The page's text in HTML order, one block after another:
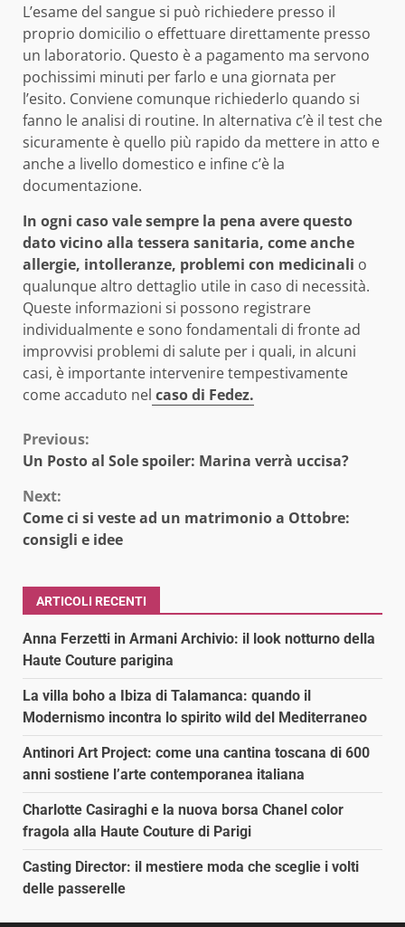
L’esame del sangue si può richiedere presso il
proprio domicilio o effettuare direttamente presso
un laboratorio. Questo è a pagamento ma servono
pochissimi minuti per farlo e una giornata per
l’esito. Conviene comunque richiederlo quando si
fanno le analisi di routine. In alternativa c’è il test che
sicuramente è quello più rapido da mettere in atto e
anche a livello domestico e infine c’è la
documentazione.
In ogni caso vale sempre la pena avere questo
dato vicino alla tessera sanitaria, come anche
allergie, intolleranze, problemi con medicinali o
qualunque altro dettaglio utile in caso di necessità.
Queste informazioni si possono registrare
individualmente e sono fondamentali di fronte ad
improvvisi problemi di salute per i quali, in alcuni
casi, è importante intervenire tempestivamente
come accaduto nel caso di Fedez.
Continue
Previous:
Un Posto al Sole spoiler: Marina verrà uccisa?
Next:
Come ci si veste ad un matrimonio a Ottobre:
consigli e idee
ARTICOLI RECENTI
Anna Ferzetti in Armani Archivio: il look notturno della
Haute Couture parigina
La villa boho a Ibiza di Talamanca: quando il
Modernismo incontra lo spirito wild del Mediterraneo
Antinori Art Project: come una cantina toscana di 600
anni sostiene l’arte contemporanea italiana
Charlotte Casiraghi e la nuova borsa Chanel color
fragola alla Haute Couture di Parigi
Casting Director: il mestiere moda che sceglie i volti
delle passerelle